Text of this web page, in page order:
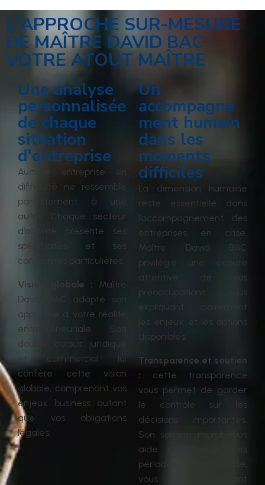
L'APPROCHE SUR-MESURE
DE MAÎTRE DAVID BAC :
VOTRE ATOUT MAÎTRE
Une analyse
personnalisée
de chaque
situation
d'entreprise
Aucune entreprise en
difficulté ne ressemble
parfaitement à une
autre. Chaque secteur
d’activité présente ses
spécificités et ses
contraintes particulières.
Vision globale : Maître
David BAC adapte son
approche à votre réalité
entrepreneuriale. Son
double cursus juridique
et commercial lui
confère cette vision
globale, comprenant vos
enjeux business autant
que vos obligations
légales.
Un
accompagne
ment humain
dans les
moments
difficiles
La dimension humaine
reste essentielle dans
l’accompagnement des
entreprises en crise.
Maître David BAC
privilégie une écoute
attentive de vos
préoccupations, vous
expliquant clairement
les enjeux et les options
disponibles.
Transparence et soutien
: cette transparence
vous permet de garder
le contrôle sur les
décisions importantes.
Son soutien moral vous
aide à traverser ces
périodes d’incertitude,
vous permettant